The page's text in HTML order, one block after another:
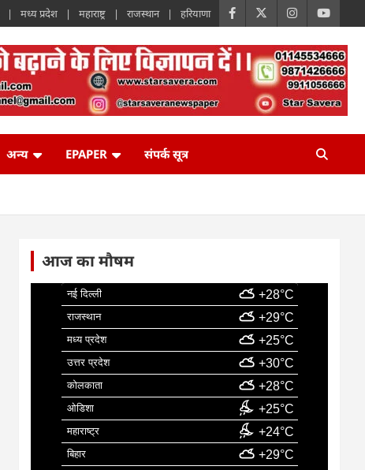
मध्य प्रदेश महाराष्ट्र राजस्थान हरियाणा
अन्य EPAPER संपर्क सूत्र
आज का मौषम
नई दिल्ली +28°C
राजस्थान +29°C
मध्य प्रदेश +25°C
उत्तर प्रदेश +30°C
कोलकाता +28°C
ओडिशा +25°C
महाराष्ट्र +24°C
बिहार +29°C